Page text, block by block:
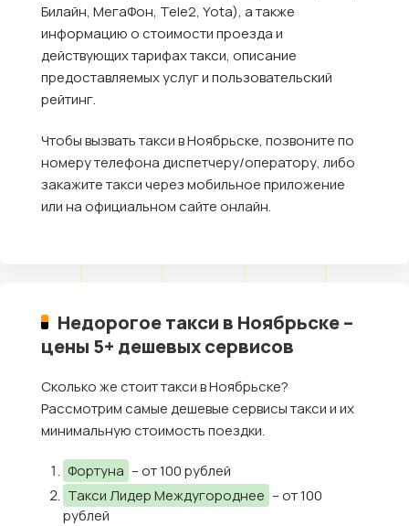
Билайн, МегаФон, Tele2, Yota), а также
информацию о стоимости проезда и
действующих тарифах такси, описание
предоставляемых услуг и пользовательский
рейтинг.
Чтобы вызвать такси в Ноябрьске, позвоните по
номеру телефона диспетчеру/оператору, либо
закажите такси через мобильное приложение
или на официальном сайте онлайн.
Недорогое такси в Ноябрьске –
цены 5+ дешевых сервисов
Сколько же стоит такси в Ноябрьске?
Рассмотрим самые дешевые сервисы такси и их
минимальную стоимость поездки.
Фортуна – от 100 рублей
Такси Лидер Междугороднее – от 100
рублей